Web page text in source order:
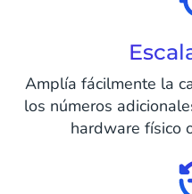
Amplía fácilmente la
los números
hardware físico